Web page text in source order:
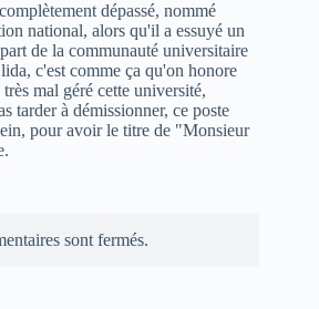
dépassé, nommé
national, alors qu'il a essuyé un
de la communauté universitaire
c'est comme ça qu'on honore
mal géré cette université,
tarder à démissionner, ce poste
pour avoir le titre de "Monsieur
sont fermés.